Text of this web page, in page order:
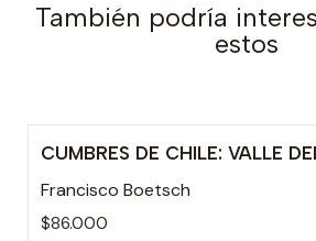
También podría
estos
Agotado
CUMBRES DE CHILE: VALLE
Francisco Boetsch
$86.000